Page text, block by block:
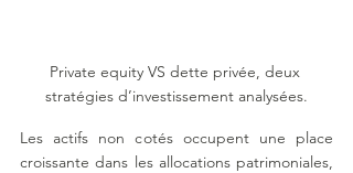
Private equity VS dette privée, deux
stratégies d’investissement analysées.
Les actifs non cotés occupent une place
croissante dans les allocations patrimoniales,